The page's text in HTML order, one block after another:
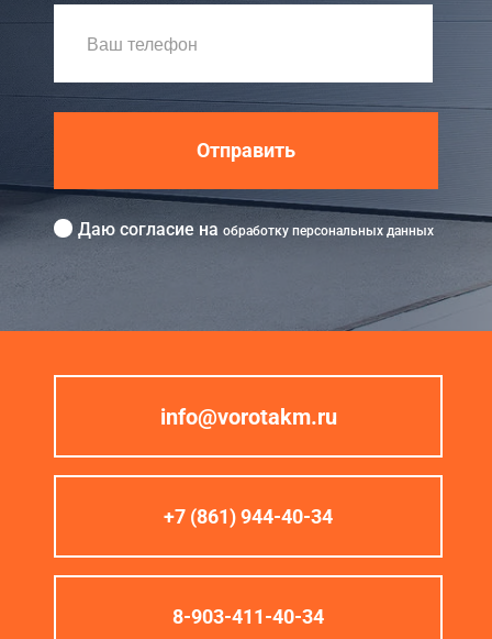
Отправить
Даю согласие на обработку персональных данных
info@vorotakm.ru
+7 (861) 944-40-34
8-903-411-40-34